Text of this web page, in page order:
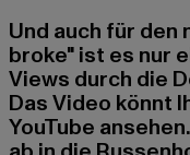
Und auch für den
broke" ist es nur
Views durch die
Das Video könnt
YouTube